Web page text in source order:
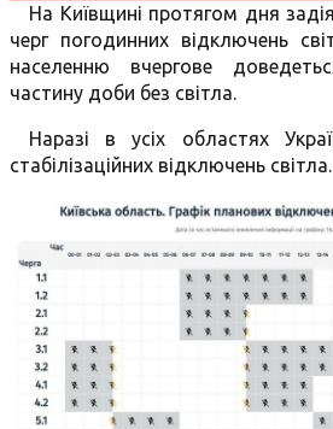
На Київщині протягом дня
черг погодинних відключень
населенню вчергове
частину доби без світла.
Наразі в усіх областях
стабілізаційних відключень світла.